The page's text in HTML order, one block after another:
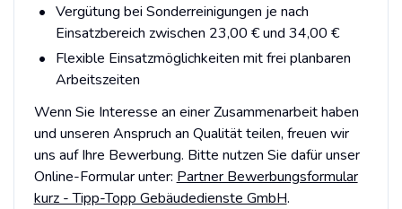
Vergütung bei Sonderreinigungen je nach
Einsatzbereich zwischen 23,00 € und 34,00 €
Flexible Einsatzmöglichkeiten mit frei planbaren
Arbeitszeiten
Wenn Sie Interesse an einer Zusammenarbeit haben
und unseren Anspruch an Qualität teilen, freuen wir
uns auf Ihre Bewerbung. Bitte nutzen Sie dafür unser
Online-Formular unter: Partner Bewerbungsformular
kurz - Tipp-Topp Gebäudedienste GmbH.